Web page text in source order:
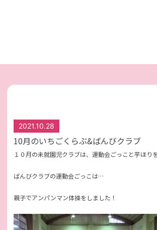
2021.10.28
10月のいちごくらぶ&ばんびクラブ
１０月の未就園児クラブは、運動会ごっこと芋ほり
ばんびクラブの運動会ごっこは…
親子でアンパンマン体操をしました！